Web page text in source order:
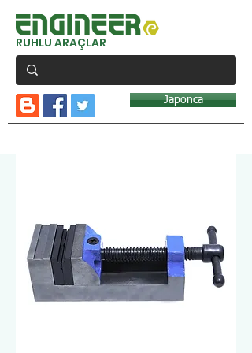
RUHLU ARAÇLAR
Japonca